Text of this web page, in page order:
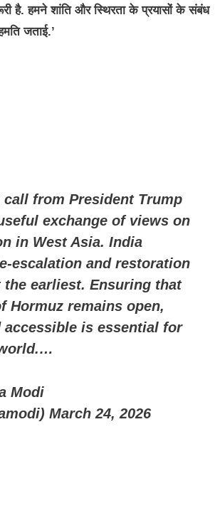
है. हमने शांति और स्थिरता के प्रयासों के संबंध
जताई.’
call from President Trump
exchange of views on
in West Asia. India
escalation and restoration
the earliest. Ensuring that
Hormuz remains open,
accessible is essential for
Modi
March 24, 2026